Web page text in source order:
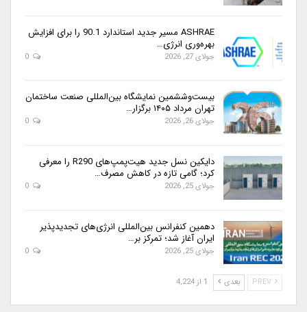
ASHRAE مسیر جدید استاندارد 90.1 را برای افزایش
بهره‌وری انرژی…
جولای 27, 2026
بیست‌وششمین نمایشگاه بین‌المللی صنعت ساختمان
تهران مرداد ۱۴۰۵ برگزار…
جولای 26, 2026
دایکین نسل جدید هیت‌پمپ‌های R290 را معرفی
کرد؛ گامی تازه در کاهش مصرف…
جولای 25, 2026
دهمین کنفرانس بین‌المللی انرژی‌های تجدیدپذیر
ایران آغاز شد؛ تمرکز بر…
جولای 25, 2026
بعدی 1 از 4,224